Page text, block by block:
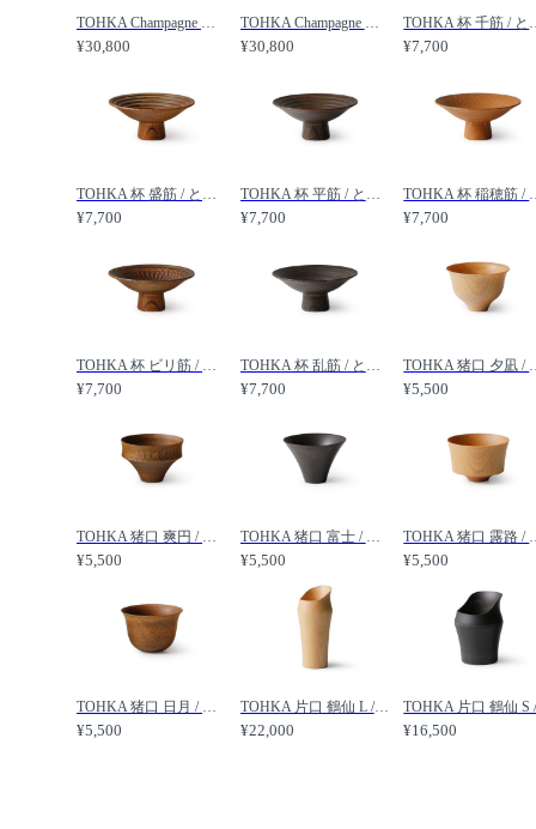
¥30,800 ¥30,800 ¥7,700
¥7,700 ¥7,700 ¥7,700
¥7,700 ¥7,700 ¥5,500
¥5,500 ¥5,500 ¥5,500
TOHKA 猪口 日月 / とうか 猪口 日月 /
¥5,500
TOHKA 片口 鶴仙 L / とうか 片口 鶴仙 L /
¥22,000 ¥16,500